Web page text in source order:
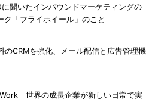
聞いたインバウンドマーケティングの
ク「フライホイール」のこと
のCRMを強化、メール配信と広告管理機
世界の成長企業が新しい日常で実